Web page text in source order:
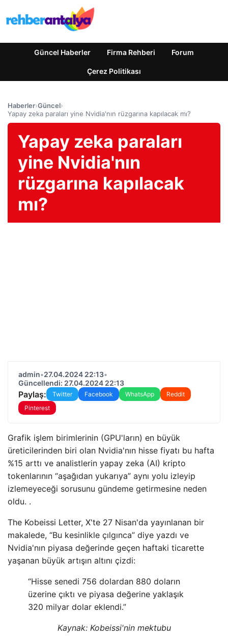
Güncel Haberler Firma Rehberi Forum
Çerez Politikası
Haberler›Güncel›
Yapay zeka paraları yine Nvidia'nın rüzgarına kapılacak mı?
Yapay zeka paraları
yine Nvidia'nın
rüzgarına kapılacak
mı?
admin•27.04.2024 22:13•
Güncellendi: 27.04.2024 22:13
Paylaş: Twitter Facebook WhatsApp
Reddit
Pinterest
Grafik işlem birimlerinin (GPU'ların) en büyük
üreticilerinden biri olan Nvidia'nın hisse fiyatı bu hafta
%15 arttı ve analistlerin yapay zeka (AI) kripto
tokenlarının “aşağıdan yukarıya” aynı yolu izleyip
izlemeyeceği sorusunu gündeme getirmesine neden
oldu. .
The Kobeissi Letter, X'te 27 Nisan'da yayınlanan bir
makalede, “Bu kesinlikle çılgınca” diye yazdı ve
Nvidia'nın piyasa değerinde geçen haftaki ticarette
yaşanan büyük artışın altını çizdi:
“Hisse senedi 756 dolardan 880 doların
üzerine çıktı ve piyasa değerine yaklaşık
320 milyar dolar eklendi.”
Kaynak: Kobeissi'nin mektubu